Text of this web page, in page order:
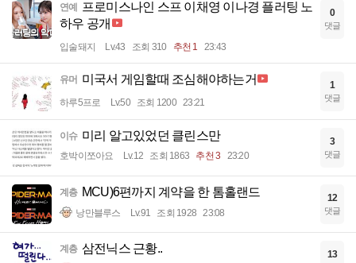
연예 프로미스나인 스프 이채영 이나경 플러팅 노
하우 공개
입술돼지 Lv.43 조회 310 추천 1 23:43
0
댓글
유머 미국서 게임할때 조심해야하는거
하루5프로 Lv.50 조회 1200 23:21
1
댓글
이슈 미리 알고있었던 클린스만
호박이쪼아요 Lv.12 조회 1863 추천 3 23:20
3
댓글
계층 MCU)6편까지 계약을 한 톰홀랜드
낭만블루스 Lv.91 조회 1928 23:08
12
댓글
계층 삼전닉스 근황.. 13